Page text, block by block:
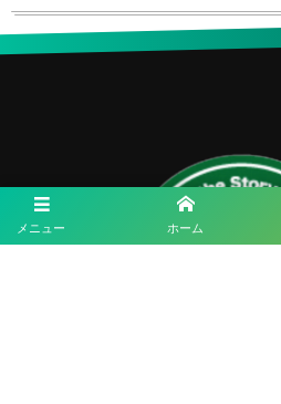
メニュー ホーム